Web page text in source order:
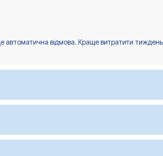
автоматична відмова. Краще витратити
заявок восени попереднього року,
орієнтуйтеся на 2027 рік.